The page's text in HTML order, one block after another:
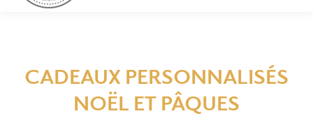
CADEAUX PERSONNALISÉS
NOËL ET PÂQUES
Vous êtes ici :